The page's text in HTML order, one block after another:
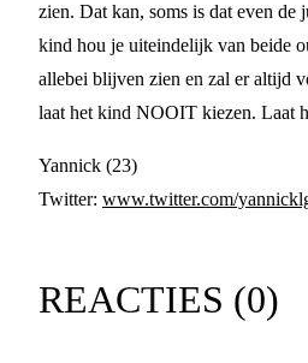
zien. Dat kan, soms is dat even de
kind hou je uiteindelijk van beide
allebei blijven zien en zal er altijd
laat het kind NOOIT kiezen. Laat
Yannick (23)
Twitter: www.twitter.com/
REACTIES (0)